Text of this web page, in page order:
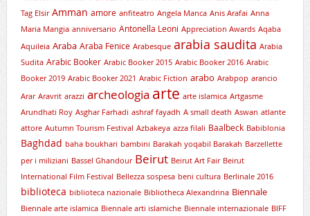
Tag Elsir Amman amore anfiteatro Angela Manca Anis Arafai Anna
Maria Mangia anniversario Antonella Leoni Appreciation Awards Aqaba
Aquileia Araba Araba Fenice Arabesque arabia saudita Arabia
Sudita Arabic Booker Arabic Booker 2015 Arabic Booker 2016 Arabic
Booker 2019 Arabic Booker 2021 Arabic Fiction arabo Arabpop arancio
Arar Aravrit arazzi archeologia arte arte islamica Artgasme
Arundhati Roy Asghar Farhadi ashraf fayadh A small death Aswan atlante
attore Autumn Tourism Festival Azbakeya azza filali Baalbeck Babiblonia
Baghdad baha boukhari bambini Barakah yoqabil Barakah Barzellette
per i miliziani Bassel Ghandour Beirut Beirut Art Fair Beirut
International Film Festival Bellezza sospesa beni cultura Berlinale 2016
biblioteca biblioteca nazionale Bibliotheca Alexandrina Biennale
Biennale arte islamica Biennale arti islamiche Biennale internazionale BIFF